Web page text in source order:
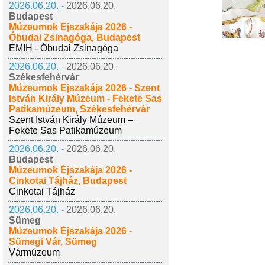
2026.06.20. - 2026.06.20.
Budapest
Múzeumok Éjszakája 2026 -
Óbudai Zsinagóga, Budapest
EMIH - Óbudai Zsinagóga
2026.06.20. - 2026.06.20.
Székesfehérvár
Múzeumok Éjszakája 2026 - Szent
István Király Múzeum - Fekete Sas
Patikamúzeum, Székesfehérvár
Szent István Király Múzeum –
Fekete Sas Patikamúzeum
2026.06.20. - 2026.06.20.
Budapest
Múzeumok Éjszakája 2026 -
Cinkotai Tájház, Budapest
Cinkotai Tájház
2026.06.20. - 2026.06.20.
Sümeg
Múzeumok Éjszakája 2026 -
Sümegi Vár, Sümeg
Vármúzeum